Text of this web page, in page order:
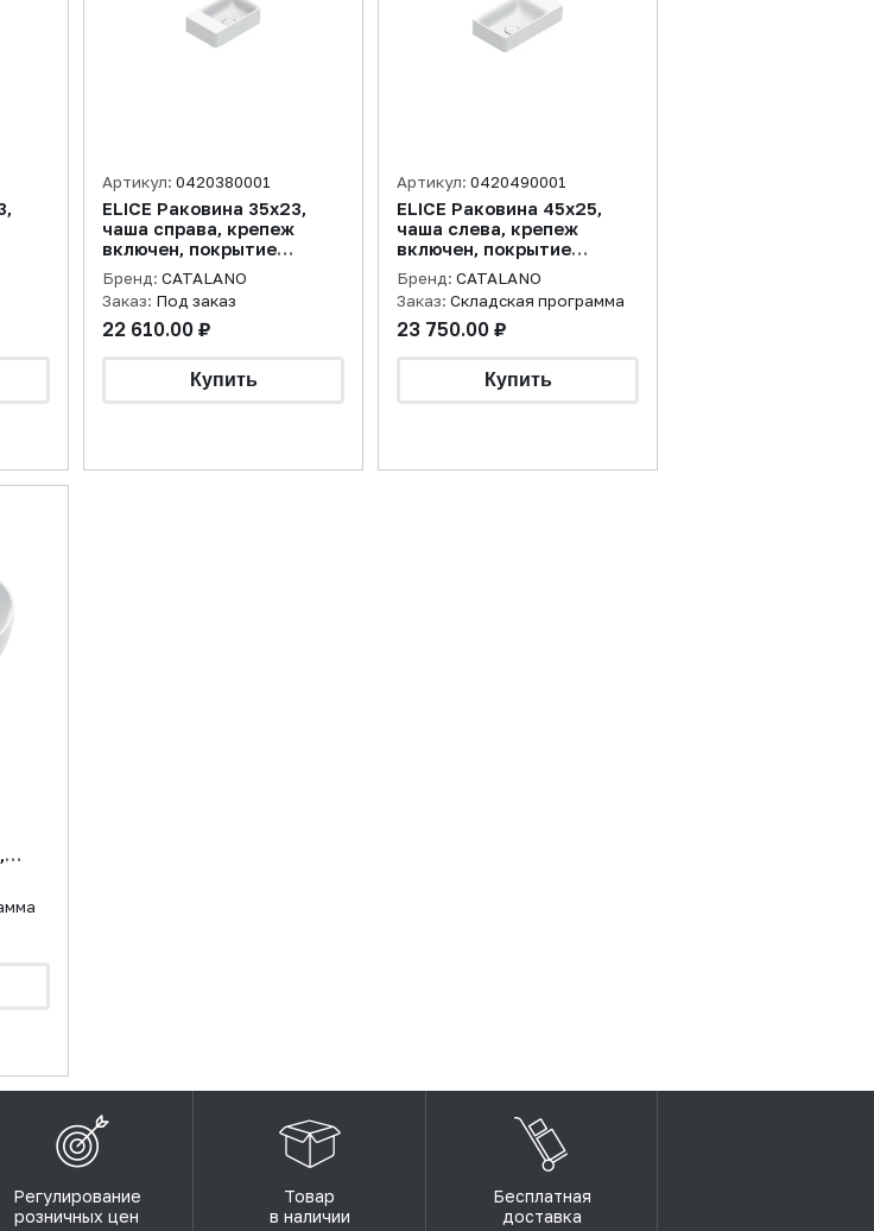
Артикул: 0420380001
ELICE Раковина 35x23,
чаша справа, крепеж
включен, покрытие
cataglaze+, белая
Бренд: CATALANO
Заказ: Под заказ
22 610.00 ₽
Артикул: 0420490001
ELICE Раковина 45x25,
чаша слева, крепеж
включен, покрытие
cataglaze+, белая
Бренд: CATALANO
Заказ: Складская программа
23 750.00 ₽
Регулирование
розничных цен
Товар
в наличии
Бесплатная
доставка